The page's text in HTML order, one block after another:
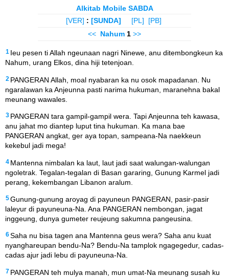
Alkitab Mobile SABDA
[VER] : [SUNDA] [PL]
[PB]
<< Nahum 1 >>
1 Ieu pesen ti Allah ngeunaan nagri Ninewe, anu ditembongkeun ka
Nahum, urang Elkos, dina hiji tetenjoan.
2 PANGERAN Allah, moal nyabaran ka nu osok mapadanan. Nu
ngaralawan ka Anjeunna pasti narima hukuman, maranehna bakal
meunang wawales.
3 PANGERAN tara gampil-gampil wera. Tapi Anjeunna teh kawasa,
anu jahat mo diantep luput tina hukuman. Ka mana bae
PANGERAN angkat, ger aya topan, sampeana-Na naekkeun
kekebul jadi mega!
4 Mantenna nimbalan ka laut, laut jadi saat walungan-walungan
ngoletrak. Tegalan-tegalan di Basan gararing, Gunung Karmel jadi
perang, kekembangan Libanon aralum.
5Gunung-gunung aroyag di payuneun PANGERAN, pasir-pasir
laleyur di payuneuna-Na. Ana PANGERAN nembongan, jagat
inggeung, dunya gumeter reujeung sakumna pangeusina.
6Saha nu bisa tagen ana Mantenna geus wera? Saha anu kuat
nyanghareupan bendu-Na? Bendu-Na tamplok ngagegedur, cadas-
cadas ajur jadi lebu di payuneuna-Na.
7 PANGERAN teh mulya manah, mun umat-Na meunang susah ku